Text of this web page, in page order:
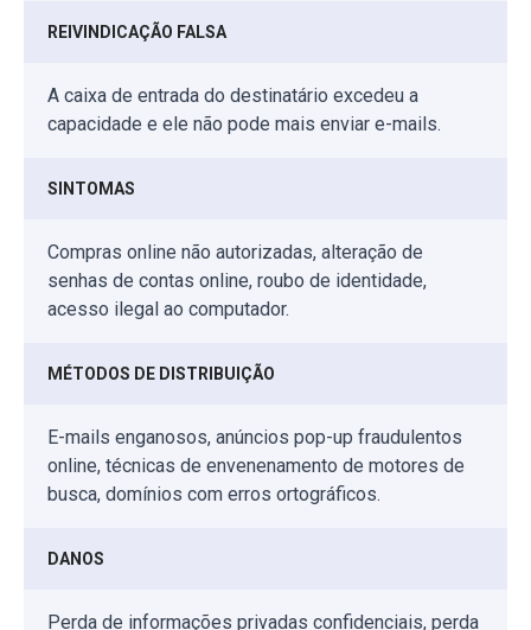
REIVINDICAÇÃO FALSA
A caixa de entrada do destinatário excedeu a
capacidade e ele não pode mais enviar e-mails.
SINTOMAS
Compras online não autorizadas, alteração de
senhas de contas online, roubo de identidade,
acesso ilegal ao computador.
MÉTODOS DE DISTRIBUIÇÃO
E-mails enganosos, anúncios pop-up fraudulentos
online, técnicas de envenenamento de motores de
busca, domínios com erros ortográficos.
DANOS
Perda de informações privadas confidenciais, perda